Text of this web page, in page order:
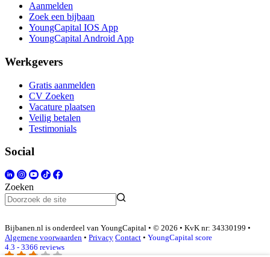
Aanmelden
Zoek een bijbaan
YoungCapital IOS App
YoungCapital Android App
Werkgevers
Gratis aanmelden
CV Zoeken
Vacature plaatsen
Veilig betalen
Testimonials
Social
Zoeken
Bijbanen.nl is onderdeel van YoungCapital • © 2026 • KvK nr: 34330199 •
Algemene voorwaarden • Privacy Contact • YoungCapital score
4.3 - 3366 reviews